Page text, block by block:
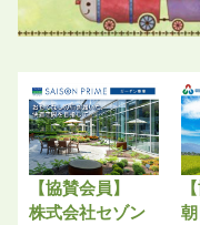
【協賛会員】
株式会社セゾン